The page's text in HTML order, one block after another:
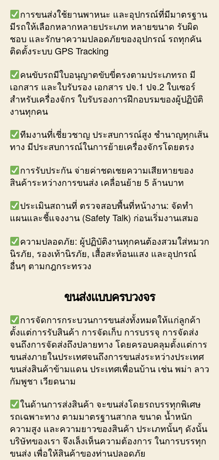
การขนส่งใช้ยานพาหนะ และอุปกรณ์ที่มีมาตรฐาน
มีรถให้เลือกหลากหลายประเภท หลายขนาด รับผิด
ชอบ และรักษาความปลอดภัยของอุปกรณ์ รถทุกคัน
ติดตั้งระบบ GPS Tracking
คนขับรถมีใบอนุญาตขับขี่ตรงตามประเภทรถ มี
เอกสาร และใบรับรอง เอกสาร ปจ.1 ปจ.2 ใบเซอร์
สำหรับเครื่องจักร ใบรับรองการฝึกอบรมของผู้ปฏิบัติ
งานทุกคน
ทีมงานที่เชี่ยวชาญ ประสบการณ์สูง ชำนาญทุกเส้น
ทาง มีประสบการณ์ในการย้ายเครื่องจักรโดยตรง
การรับประกัน จ่ายค่าชดเชยความเสียหายของ
สินค้าระหว่างการขนส่ง เคลื่อนย้าย 5 ล้านบาท
ประเมินสถานที่ ตรวจสอบพื้นที่หน้างาน: จัดทำ
แผนและชี้แจงงาน (Safety Talk) ก่อนเริ่มงานเสมอ
ความปลอดภัย: ผู้ปฏิบัติงานทุกคนต้องสวมใส่หมวก
นิรภัย, รองเท้านิรภัย, เสื้อสะท้อนแสง และอุปกรณ์
อื่นๆ ตามกฎกระทรวง
ขนส่งแบบครบวงจร
การจัดการกระบวนการขนส่งทั้งหมดให้แก่ลูกค้า
ตั้งแต่การรับสินค้า การจัดเก็บ การบรรจุ การจัดส่ง
จนถึงการจัดส่งถึงปลายทาง โดยครอบคลุมตั้งแต่การ
ขนส่งภายในประเทศจนถึงการขนส่งระหว่างประเทศ
ขนส่งสินค้าข้ามแดน ประเทศเพื่อนบ้าน เช่น พม่า ลาว
กัมพูชา เวียดนาม
ในด้านการส่งสินค้า จะขนส่งโดยรถบรรทุกพิเศษ
รถเฉพาะทาง ตามมาตรฐานสากล ขนาด น้ำหนัก
ความสูง และความยาวของสินค้า ประเภทนั้นๆ ดังนั้น
บริษัทของเรา จึงเล็งเห็นความต้องการ ในการบรรทุก
ขนส่ง เพื่อให้สินค้าของท่านปลอดภัย